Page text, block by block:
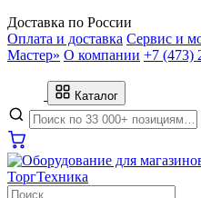
Доставка по России
Оплата и доставка Сервис и
Мастер» О компании +7 (473)
Каталог